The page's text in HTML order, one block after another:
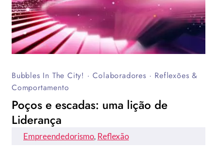
Bubbles In The City! ·Colaboradores · Reflexões &
Comportamento
Poços e escadas: uma lição de
Liderança
Empreendedorismo, Reflexão